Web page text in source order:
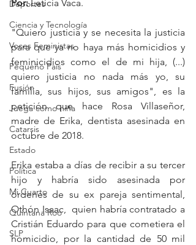
Deportes
Ciencia y Tecnología
Voces Feministas
Pequeño País
Fusión
Juega como niña
Catarsis
Estado
Política
Mi Cuarto
Quintana Roo
SLP
Por: Leticia Vaca.
"Quiero justicia y se necesita la justicia
para que ya no haya más homicidios y
feminicidios como el de mi hija, (...)
quiero justicia no nada más yo, su
familia, sus hijos, sus amigos", es la
petición que hace Rosa Villaseñor,
madre de Erika, dentista asesinada en
octubre de 2018.
Erika estaba a días de recibir a su tercer
hijo y habría sido asesinada por
órdenes de su ex pareja sentimental,
Othón Isaac,  quien habría contratado a
Cristián Eduardo para que cometiera el
homicidio, por la cantidad de 50 mil